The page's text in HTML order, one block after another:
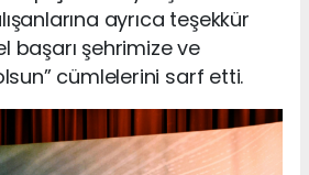
ayrıca teşekkür
başarı şehrimize ve
cümlelerini sarf etti.